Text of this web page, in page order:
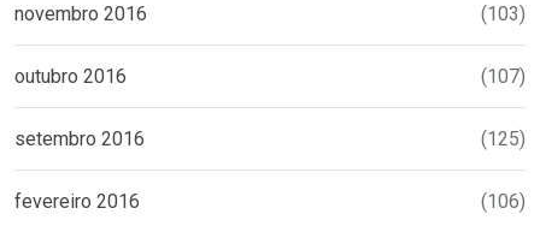
novembro 2016 (103)
outubro 2016 (107)
setembro 2016 (125)
fevereiro 2016 (106)